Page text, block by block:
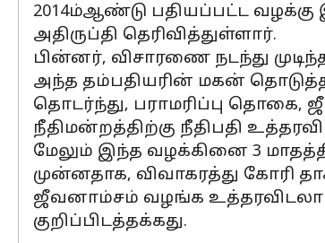
2014ம்ஆண்டு பதியப்பட்ட
அதிருப்தி தெரிவித்துள்ளார்.
பின்னர், விசாரணை நடந்து
அந்த தம்பதியரின் மகன் தொடுத்த
தொடர்ந்து, பராமரிப்பு தொகை,
நீதிமன்றத்திற்கு நீதிபதி
மேலும் இந்த வழக்கினை 3
முன்னதாக, விவாகரத்து கோரி
ஜீவனாம்சம் வழங்க உத்தரவிடலாம்
குறிப்பிடத்தக்கது.